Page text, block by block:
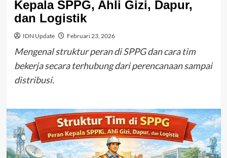
Kepala SPPG, Ahli Gizi, Dapur,
dan Logistik
IDN Update Februari 23, 2026
Mengenal struktur peran di SPPG dan cara tim
bekerja secara terhubung dari perencanaan sampai
distribusi.